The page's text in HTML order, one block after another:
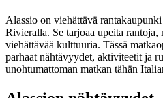
Alassio on viehättävä
Rivieralla. Se tarjoaa upeita rantoja,
viehättävää kulttuuria. Tässä
parhaat nähtävyydet, aktiviteetit ja
unohtumattoman matkan tähän